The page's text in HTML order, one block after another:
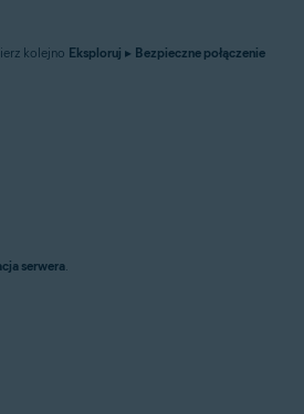
kolejno Eksploruj ▸ Bezpieczne połączenie
serwera